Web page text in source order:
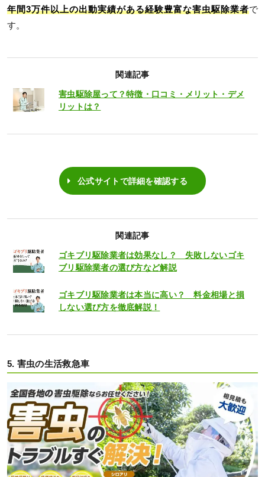
年間3万件以上の出動実績がある経験豊富な害虫駆除業者で
す。
関連記事
害虫駆除屋って？特徴・口コミ・メリット・デメ
リットは？
公式サイトで詳細を確認する
関連記事
ゴキブリ駆除業者は効果なし？ 失敗しないゴキ
ブリ駆除業者の選び方など解説
ゴキブリ駆除業者は本当に高い？ 料金相場と損
しない選び方を徹底解説！
5. 害虫の生活救急車